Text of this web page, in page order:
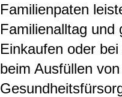
Familienpaten
Familienalltag und
Einkaufen oder
beim Ausfüllen